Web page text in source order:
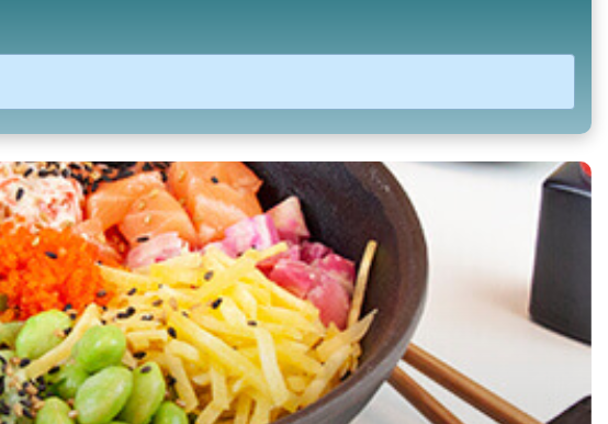
U heeft nog geen producten in uw
winkelmandje.
Totaal:
Verder winkelen